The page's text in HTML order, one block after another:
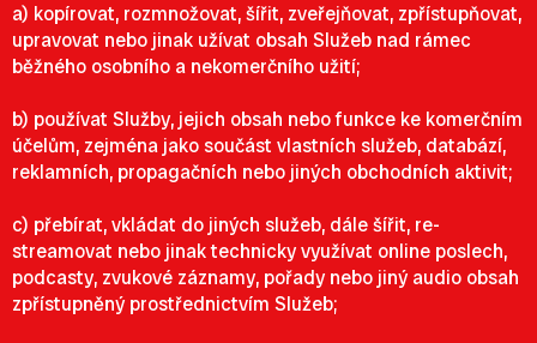
a) kopírovat, rozmnožovat, šířit, zveřejňovat, zpřístupňovat,
upravovat nebo jinak užívat obsah Služeb nad rámec
běžného osobního a nekomerčního užití;
b) používat Služby, jejich obsah nebo funkce ke komerčním
účelům, zejména jako součást vlastních služeb, databází,
reklamních, propagačních nebo jiných obchodních aktivit;
c) přebírat, vkládat do jiných služeb, dále šířit, re-
streamovat nebo jinak technicky využívat online poslech,
podcasty, zvukové záznamy, pořady nebo jiný audio obsah
zpřístupněný prostřednictvím Služeb;